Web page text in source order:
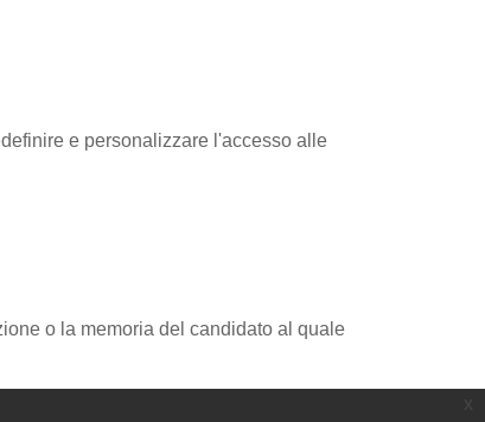
e personalizzare l'accesso alle
o la memoria del candidato al quale